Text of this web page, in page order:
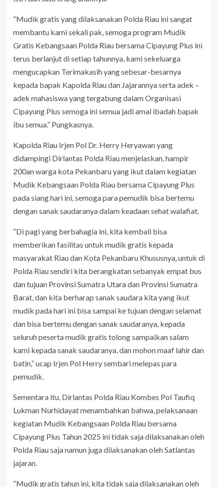
“Mudik gratis yang dilaksanakan Polda Riau ini sangat
membantu kami sekali pak, semoga program Mudik
Gratis Kebangsaan Polda Riau bersama Cipayung Plus ini
terus berlanjut di setiap tahunnya, kami sekeluarga
mengucapkan Terimakasih yang sebesar-besarnya
kepada bapak Kapolda Riau dan Jajarannya serta adek –
adek mahasiswa yang tergabung dalam Organisasi
Cipayung Plus semoga ini semua jadi amal ibadah bapak
ibu semua.” Pungkasnya.
Kapolda Riau Irjen Pol Dr. Herry Heryawan yang
didampingi Dirlantas Polda Riau menjelaskan, hampir
200an warga kota Pekanbaru yang ikut dalam kegiatan
Mudik Kebangsaan Polda Riau bersama Cipayung Plus
pada siang hari ini, semoga para pemudik bisa bertemu
dengan sanak saudaranya dalam keadaan sehat walafiat.
“Di pagi yang berbahagia ini, kita kembali bisa
memberikan fasilitas untuk mudik gratis kepada
masyarakat Riau dan Kota Pekanbaru Khususnya, untuk di
Polda Riau sendiri kita berangkatan sebanyak empat bus
dan tujuan Provinsi Sumatra Utara dan Provinsi Sumatra
Barat, dan kita berharap sanak saudara kita yang ikut
mudik pada hari ini bisa sampai ke tujuan dengan selamat
dan bisa bertemu dengan sanak saudaranya, kepada
seluruh peserta mudik gratis tolong sampaikan salam
kami kepada sanak saudaranya, dan mohon maaf lahir dan
batin,” ucap Irjen Pol Herry sembari melepas para
pemudik.
Sementara itu, Dirlantas Polda Riau Kombes Pol Taufiq
Lukman Nurhidayat menambahkan bahwa, pelaksanaan
kegiatan Mudik Kebangsaan Polda Riau bersama
Cipayung Plus Tahun 2025 ini tidak saja dilaksanakan oleh
Polda Riau saja namun juga dilaksanakan oleh Satlantas
jajaran.
“Mudik gratis tahun ini, kita tidak saja dilaksanakan oleh